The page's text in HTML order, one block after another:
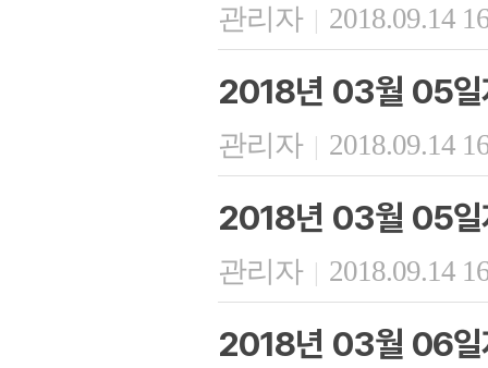
관리자 | 2018.09.14
2018년 03월 05일
관리자 | 2018.09.14
2018년 03월 05일
관리자 | 2018.09.14
2018년 03월 06일